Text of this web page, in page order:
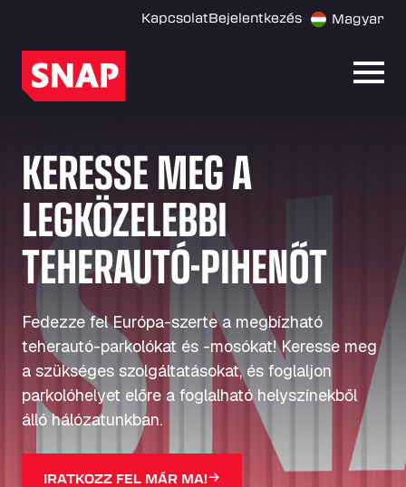
KapcsolatBejelentkezés Magyar
KERESSE MEG A
LEGKÖZELEBBI
TEHERAUTÓ-PIHENŐT
Fedezze fel Európa-szerte a megbízható
teherautó-parkolókat és -mosókat! Keresse meg
a szükséges szolgáltatásokat, és foglaljon
parkolóhelyet előre a foglalható helyszínekből
álló hálózatunkban.
IRATKOZZ FEL MÁR MA!